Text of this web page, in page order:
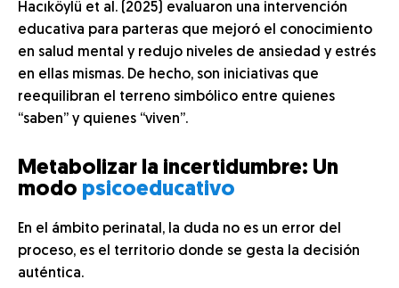
Hacıköylü et al. (2025) evaluaron una intervención
educativa para parteras que mejoró el conocimiento
en salud mental y redujo niveles de ansiedad y estrés
en ellas mismas. De hecho, son iniciativas que
reequilibran el terreno simbólico entre quienes
“saben” y quienes “viven”.
Metabolizar la incertidumbre: Un
modo psicoeducativo
En el ámbito perinatal, la duda no es un error del
proceso, es el territorio donde se gesta la decisión
auténtica.